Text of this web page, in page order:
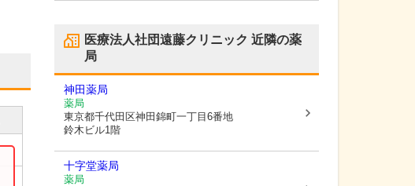
医療法人社団遠藤クリニック 近隣の薬
局
神田薬局
薬局
東京都千代田区神田錦町一丁目6番地
鈴木ビル1階
十字堂薬局
薬局